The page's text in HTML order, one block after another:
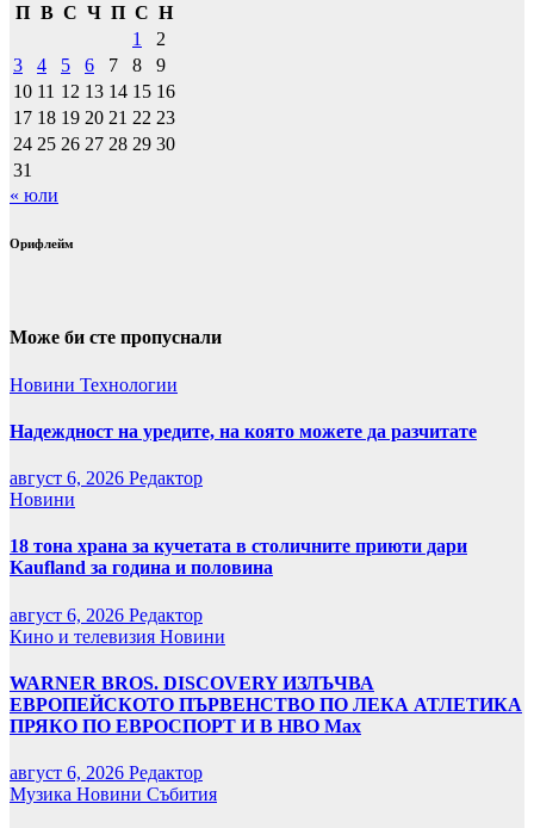
П В С Ч П С Н
1
2
3
4 5 6 7 8
9
10 11 12 13 14 15 16
17 18 19 20 21 22 23
24 25 26 27 28 29 30
31
« юли
Орифлейм
Може би сте пропуснали
Новини Технологии
Надеждност на уредите, на която можете да разчитате
август 6, 2026 Редактор
Новини
18 тона храна за кучетата в столичните приюти дари
Kaufland за година и половина
август 6, 2026 Редактор
Кино и телевизия Новини
WARNER BROS. DISCOVERY ИЗЛЪЧВА
ЕВРОПЕЙСКОТО ПЪРВЕНСТВО ПО ЛЕКА АТЛЕТИКА
ПРЯКО ПО ЕВРОСПОРТ И В НВО Мах
август 6, 2026 Редактор
Музика Новини Събития